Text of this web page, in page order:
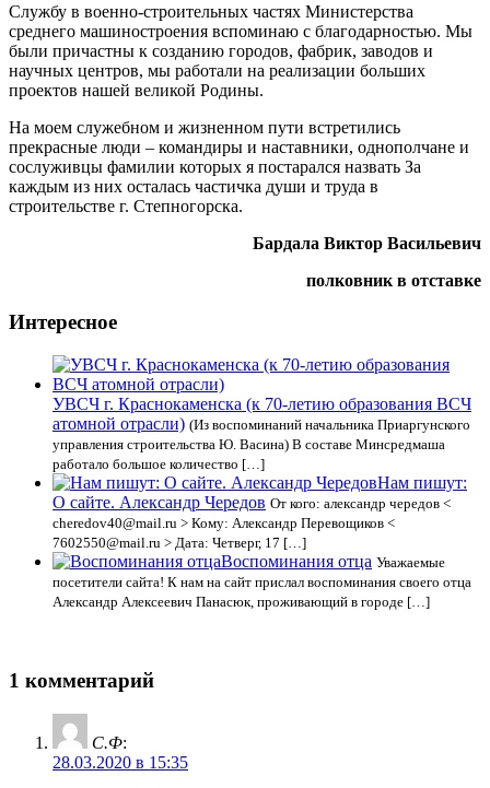
Службу в военно-строительных частях Министерства
среднего машиностроения вспоминаю с благодарностью. Мы
были причастны к созданию городов, фабрик, заводов и
научных центров, мы работали на реализации больших
проектов нашей великой Родины.
На моем служебном и жизненном пути встретились
прекрасные люди – командиры и наставники, однополчане и
сослуживцы фамилии которых я постарался назвать За
каждым из них осталась частичка души и труда в
строительстве г. Степногорска.
Бардала Виктор Васильевич
полковник в отставке
Интересное
УВСЧ г. Краснокаменска (к 70-летию образования ВСЧ
атомной отрасли) (Из воспоминаний начальника Приаргунского
управления строительства Ю. Васина) В составе Минсредмаша
работало большое количество […]
Нам пишут:
О сайте. Александр Чередов От кого: александр чередов <
cheredov40@mail.ru > Кому: Александр Перевощиков <
7602550@mail.ru > Дата: Четверг, 17 […]
Воспоминания отца Уважаемые
посетители сайта! К нам на сайт прислал воспоминания своего отца
Александр Алексеевич Панасюк, проживающий в городе […]
1 комментарий
С.Ф:
28.03.2020 в 15:35